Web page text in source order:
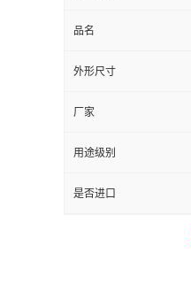
品名
外形尺寸
厂家
用途级别
是否进口